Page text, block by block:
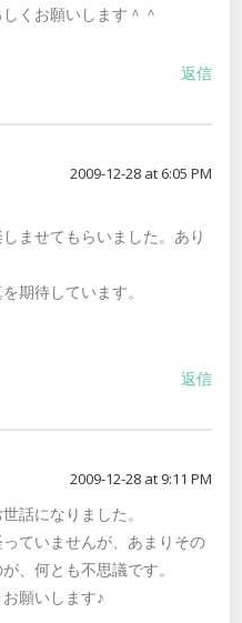
くお願いします＾＾
返信
2009-12-28 at 6:05 PM
ませてもらいました。あり
期待しています。
返信
2009-12-28 at 9:11 PM
話になりました。
ていませんが、あまりその
、何とも不思議です。
願いします♪